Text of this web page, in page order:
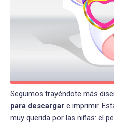
Seguimos trayéndote más
para descargar e imprimir.
muy querida por las niñas: el